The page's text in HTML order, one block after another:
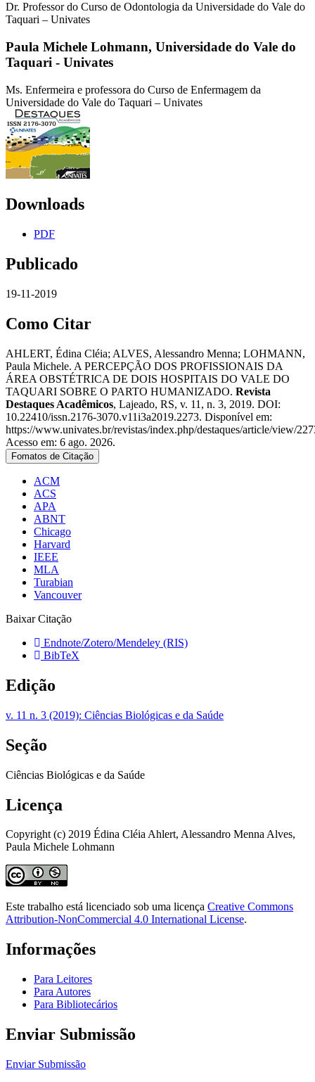
Dr. Professor do Curso de Odontologia da Universidade do Vale do
Taquari – Univates
Paula Michele Lohmann, Universidade do Vale do
Taquari - Univates
Ms. Enfermeira e professora do Curso de Enfermagem da
Universidade do Vale do Taquari – Univates
Downloads
PDF
Publicado
19-11-2019
Como Citar
AHLERT, Édina Cléia; ALVES, Alessandro Menna; LOHMANN,
Paula Michele. A PERCEPÇÃO DOS PROFISSIONAIS DA
ÁREA OBSTÉTRICA DE DOIS HOSPITAIS DO VALE DO
TAQUARI SOBRE O PARTO HUMANIZADO. Revista
Destaques Acadêmicos, Lajeado, RS, v. 11, n. 3, 2019. DOI:
10.22410/issn.2176-3070.v11i3a2019.2273. Disponível em:
https://www.univates.br/revistas/index.php/destaques/article/view/
Acesso em: 6 ago. 2026.
Fomatos de Citação
ACM
ACS
APA
ABNT
Chicago
Harvard
IEEE
MLA
Turabian
Vancouver
Baixar Citação
Endnote/Zotero/Mendeley (RIS)
BibTeX
Edição
v. 11 n. 3 (2019): Ciências Biológicas e da Saúde
Seção
Ciências Biológicas e da Saúde
Licença
Copyright (c) 2019 Édina Cléia Ahlert, Alessandro Menna Alves,
Paula Michele Lohmann
Este trabalho está licenciado sob uma licença Creative Commons
Attribution-NonCommercial 4.0 International License.
Informações
Para Leitores
Para Autores
Para Bibliotecários
Enviar Submissão
Enviar Submissão